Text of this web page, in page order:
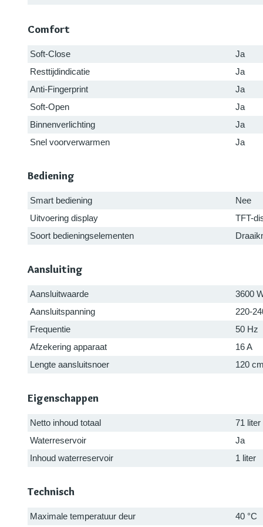
Comfort
Soft-Close
Ja
Resttijdindicatie
Ja
Anti-Fingerprint
Ja
Soft-Open
Ja
Binnenverlichting
Ja
Snel voorverwarmen
Ja
Bediening
Smart bediening
Nee
Uitvoering display
TFT-
Soort bedieningselementen
Aansluiting
Aansluitwaarde
3600
Aansluitspanning
220-
Frequentie
50 Hz
Afzekering apparaat
16 A
Lengte aansluitsnoer
120 cm
Eigenschappen
Netto inhoud totaal
71 liter
Waterreservoir
Ja
Inhoud waterreservoir
1 liter
Technisch
Maximale temperatuur deur 40 °C